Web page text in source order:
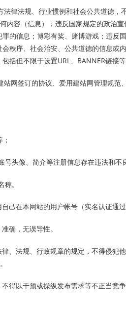
律法规、行业惯例和社会公共道德，
内容（信息）；违反国家规定的政治
的信息；博彩有奖、赌博游戏；违反
秩序、社会治安、公共道德的信息或
括但不限于设置URL、BANNER链接
网签订的协议、爱用建站网管理规范
头像、简介等注册信息存在违法和不
。
己在本网站的用户帐号（实名认证通过
准确，无误导性。
、法规、行政规章的规定，不得侵犯
得以干预或操纵发布需求等不正当竞